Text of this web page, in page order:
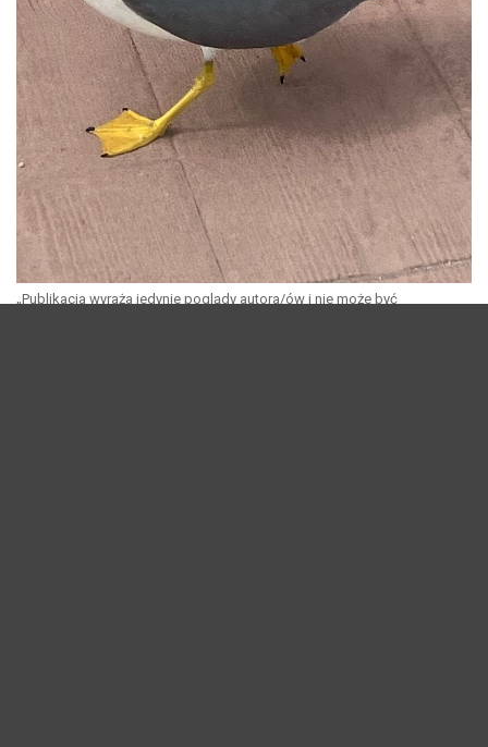
„Publikacja wyraża jedynie poglądy autora/ów i nie może być